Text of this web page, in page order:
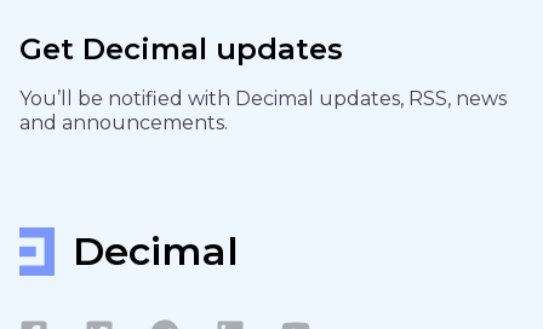
Get Decimal updates
You’ll be notified with Decimal updates, RSS, news
and announcements.
Decimal